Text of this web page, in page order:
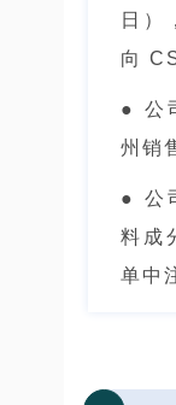
日）
向
● 公
州销
● 公
料成
单中